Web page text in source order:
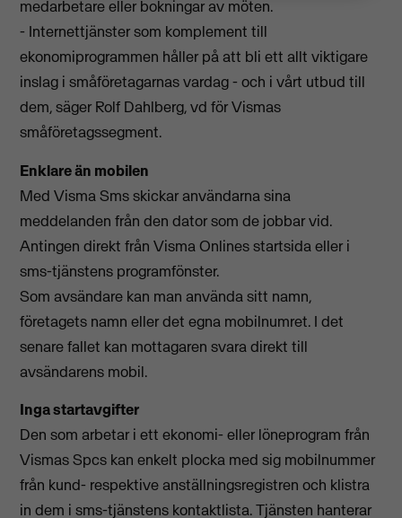
medarbetare eller bokningar av möten.
- Internettjänster som komplement till
ekonomiprogrammen håller på att bli ett allt viktigare
inslag i småföretagarnas vardag - och i vårt utbud till
dem, säger Rolf Dahlberg, vd för Vismas
småföretagssegment.
Enklare än mobilen
Med Visma Sms skickar användarna sina
meddelanden från den dator som de jobbar vid.
Antingen direkt från Visma Onlines startsida eller i
sms-tjänstens programfönster.
Som avsändare kan man använda sitt namn,
företagets namn eller det egna mobilnumret. I det
senare fallet kan mottagaren svara direkt till
avsändarens mobil.
Inga startavgifter
Den som arbetar i ett ekonomi- eller löneprogram från
Vismas Spcs kan enkelt plocka med sig mobilnummer
från kund- respektive anställningsregistren och klistra
in dem i sms-tjänstens kontaktlista. Tjänsten hanterar